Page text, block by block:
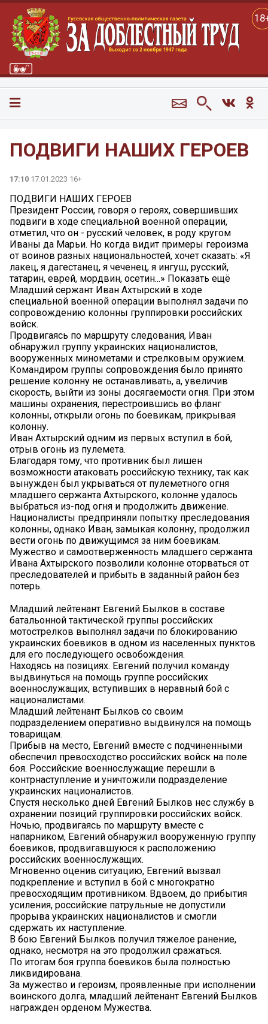
ПОДВИГИ НАШИХ ГЕРОЕВ
17:10 17.01.2023 16+
ПОДВИГИ НАШИХ ГЕРОЕВ
Президент России, говоря о героях, совершивших
подвиги в ходе специальной военной операции,
отметил, что он - русский человек, в роду кругом
Иваны да Марьи. Но когда видит примеры героизма
от воинов разных национальностей, хочет сказать: «Я
лакец, я дагестанец, я чеченец, я ингуш, русский,
татарин, еврей, мордвин, осетин...» Показать ещё
Младший сержант Иван Ахтырский в ходе
специальной военной операции выполнял задачи по
сопровождению колонны группировки российских
войск.
Продвигаясь по маршруту следования, Иван
обнаружил группу украинских националистов,
вооруженных минометами и стрелковым оружием.
Командиром группы сопровождения было принято
решение колонну не останавливать, а, увеличив
скорость, выйти из зоны досягаемости огня. При этом
машины охранения, перестроившись во фланг
колонны, открыли огонь по боевикам, прикрывая
колонну.
Иван Ахтырский одним из первых вступил в бой,
отрыв огонь из пулемета.
Благодаря тому, что противник был лишен
возможности атаковать российскую технику, так как
вынужден был укрываться от пулеметного огня
младшего сержанта Ахтырского, колонне удалось
выбраться из-под огня и продолжить движение.
Националисты предприняли попытку преследования
колонны, однако Иван, замыкая колонну, продолжил
вести огонь по движущимся за ним боевикам.
Мужество и самоотверженность младшего сержанта
Ивана Ахтырского позволили колонне оторваться от
преследователей и прибыть в заданный район без
потерь.
Младший лейтенант Евгений Былков в составе
батальонной тактической группы российских
мотострелков выполнял задачи по блокированию
украинских боевиков в одном из населенных пунктов
для его последующего освобождения.
Находясь на позициях. Евгений получил команду
выдвинуться на помощь группе российских
военнослужащих, вступивших в неравный бой с
националистами.
Младший лейтенант Былков со своим
подразделением оперативно выдвинулся на помощь
товарищам.
Прибыв на место, Евгений вместе с подчиненными
обеспечил превосходство российских войск на поле
боя. Российские военнослужащие перешли в
контрнаступление и уничтожили подразделение
украинских националистов.
Спустя несколько дней Евгений Былков нес службу в
охранении позиций группировки российских войск.
Ночью, продвигаясь по маршруту вместе с
напарником, Евгений обнаружил вооруженную группу
боевиков, продвигавшуюся к расположению
российских военнослужащих.
Мгновенно оценив ситуацию, Евгений вызвал
подкрепление и вступил в бой с многократно
превосходящим противником. Вдвоем, до прибытия
усиления, российские патрульные не допустили
прорыва украинских националистов и смогли
сдержать их наступление.
В бою Евгений Былков получил тяжелое ранение,
однако, несмотря на это продолжил сражаться.
По итогам боя группа боевиков была полностью
ликвидирована.
За мужество и героизм, проявленные при исполнении
воинского долга, младший лейтенант Евгений Былков
награжден орденом Мужества.